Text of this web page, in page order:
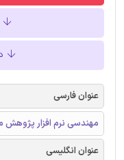
عنوان فارسی
مهندسی نرم افزار پژوهش
عنوان انگلیسی